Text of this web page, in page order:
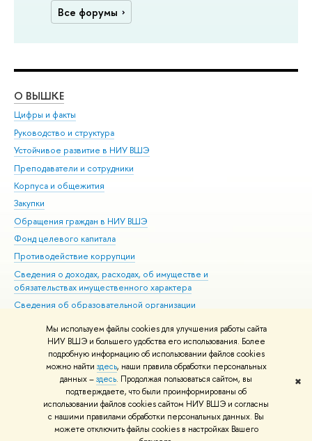
Мы используем файлы cookies для улучшения работы сайта
НИУ ВШЭ и большего удобства его использования. Более
подробную информацию об использовании файлов cookies
можно найти здесь, наши правила обработки персональных
данных –здесь. Продолжая пользоваться сайтом, вы
подтверждаете, что были проинформированы об
использовании файлов cookies сайтом НИУ ВШЭ и согласны
с нашими правилами обработки персональных данных. Вы
можете отключить файлы cookies в настройках Вашего
✖
Все форумы
О ВЫШКЕ
Цифры и факты
Руководство и структура
Устойчивое развитие в НИУ ВШЭ
Преподаватели и сотрудники
Корпуса и общежития
Закупки
Обращения граждан в НИУ ВШЭ
Фонд целевого капитала
Противодействие коррупции
Сведения о доходах, расходах, об имуществе и
обязательствах имущественного характера
Сведения об образовательной организации
Людям с ограниченными возможностями здоровья
Единая платежная страница
Работа в Вышке
© НИУ ВШЭ 1993–2026 Адреса и контакты Условия использования
материалов Политика конфиденциальности Карта сайта
Шрифты HSE Sans и HSE Slab разработаны вШколе дизайна НИУ ВШЭ